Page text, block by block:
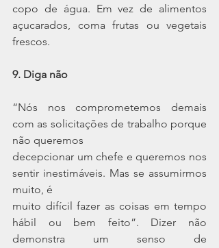
copo de água. Em vez de alimentos
açucarados, coma frutas ou vegetais
frescos.
9. Diga não
“Nós nos comprometemos demais
com as solicitações de trabalho porque
não queremos
decepcionar um chefe e queremos nos
sentir inestimáveis. Mas se assumirmos
muito, é
muito difícil fazer as coisas em tempo
hábil ou bem feito”. Dizer não
demonstra um senso de